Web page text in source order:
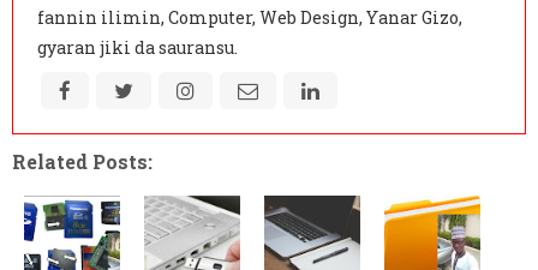
fannin ilimin, Computer, Web Design, Yanar Gizo,
gyaran jiki da sauransu.
Related Posts: